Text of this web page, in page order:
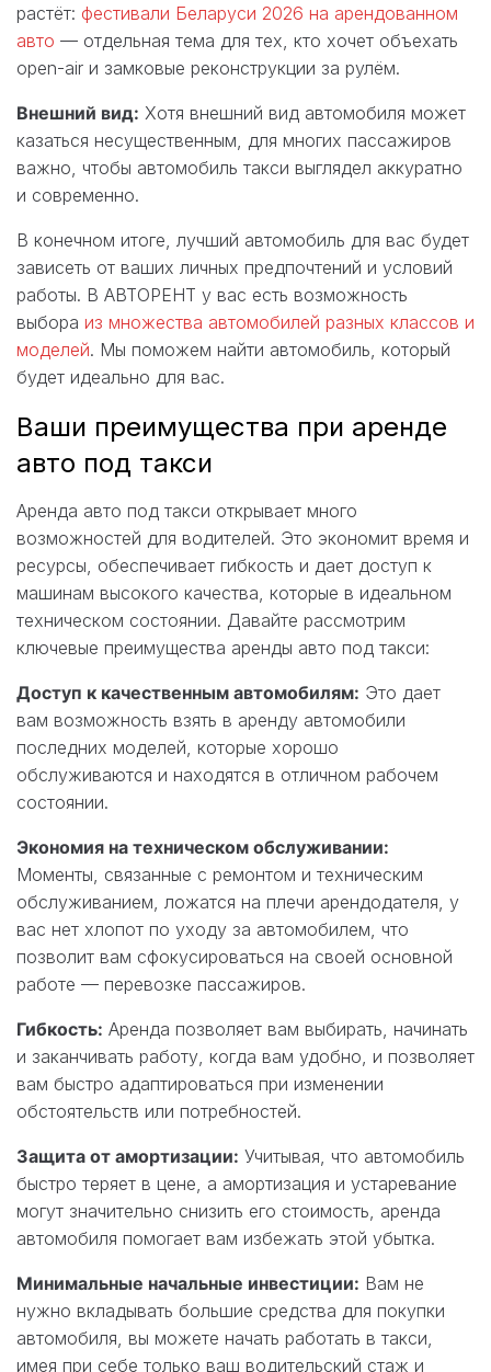
растёт: фестивали Беларуси 2026 на арендованном
авто — отдельная тема для тех, кто хочет объехать
open-air и замковые реконструкции за рулём.
Внешний вид: Хотя внешний вид автомобиля может
казаться несущественным, для многих пассажиров
важно, чтобы автомобиль такси выглядел аккуратно
и современно.
В конечном итоге, лучший автомобиль для вас будет
зависеть от ваших личных предпочтений и условий
работы. В АВТОРЕНТ у вас есть возможность
выбора из множества автомобилей разных классов и
моделей. Мы поможем найти автомобиль, который
будет идеально для вас.
Ваши преимущества при аренде
авто под такси
Аренда авто под такси открывает много
возможностей для водителей. Это экономит время и
ресурсы, обеспечивает гибкость и дает доступ к
машинам высокого качества, которые в идеальном
техническом состоянии. Давайте рассмотрим
ключевые преимущества аренды авто под такси:
Доступ к качественным автомобилям: Это дает
вам возможность взять в аренду автомобили
последних моделей, которые хорошо
обслуживаются и находятся в отличном рабочем
состоянии.
Экономия на техническом обслуживании:
Моменты, связанные с ремонтом и техническим
обслуживанием, ложатся на плечи арендодателя, у
вас нет хлопот по уходу за автомобилем, что
позволит вам сфокусироваться на своей основной
работе — перевозке пассажиров.
Гибкость: Аренда позволяет вам выбирать, начинать
и заканчивать работу, когда вам удобно, и позволяет
вам быстро адаптироваться при изменении
обстоятельств или потребностей.
Защита от амортизации: Учитывая, что автомобиль
быстро теряет в цене, а амортизация и устаревание
могут значительно снизить его стоимость, аренда
автомобиля помогает вам избежать этой убытка.
Минимальные начальные инвестиции: Вам не
нужно вкладывать большие средства для покупки
автомобиля, вы можете начать работать в такси,
имея при себе только ваш водительский стаж и